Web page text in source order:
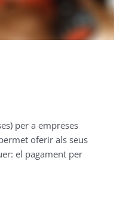
per a empreses
oferir als seus
el pagament per